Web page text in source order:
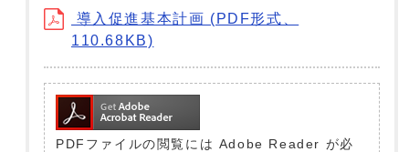
導入促進基本計画 (PDF形式、
110.68KB)
PDFファイルの閲覧には Adobe Reader が必